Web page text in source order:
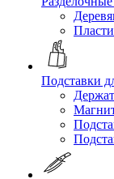
Подставки